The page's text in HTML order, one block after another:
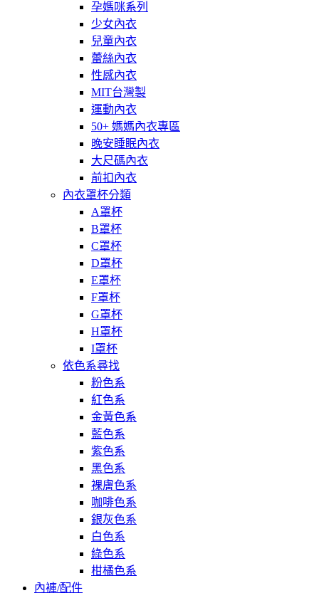
孕媽咪系列
少女內衣
兒童內衣
蕾絲內衣
性感內衣
MIT台灣製
運動內衣
50+ 媽媽內衣專區
晚安睡眠內衣
大尺碼內衣
前扣內衣
內衣罩杯分類
A罩杯
B罩杯
C罩杯
D罩杯
E罩杯
F罩杯
G罩杯
H罩杯
I罩杯
依色系尋找
粉色系
紅色系
金黃色系
藍色系
紫色系
黑色系
裸膚色系
咖啡色系
銀灰色系
白色系
綠色系
柑橘色系
內褲/配件